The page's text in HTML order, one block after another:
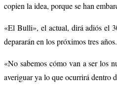
copien la idea, porque se han
«El Bulli», el actual, dirá adiós el
depararán en los próximos tres años.
«No sabemos cómo van a ser los
averiguar ya lo que ocurrirá dentro